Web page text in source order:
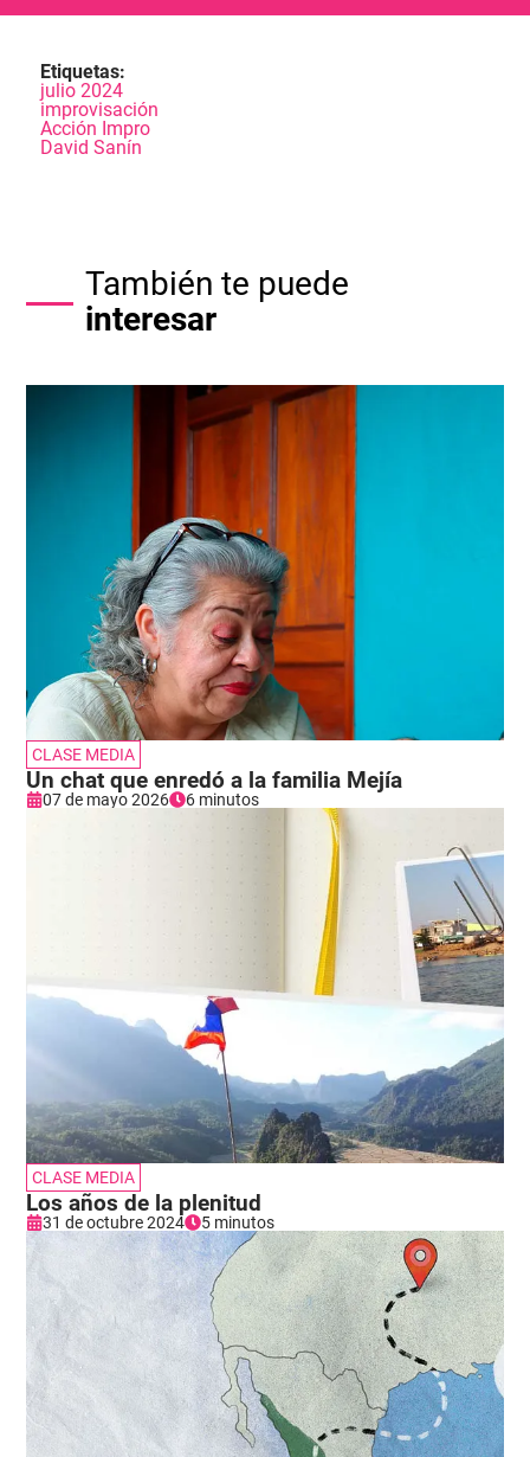
Etiquetas:
julio 2024
improvisación
Acción Impro
David Sanín
También te puede
interesar
CLASE MEDIA
Un chat que enredó a la familia Mejía
07 de mayo 2026 6 minutos
CLASE MEDIA
Los años de la plenitud
31 de octubre 2024 5 minutos